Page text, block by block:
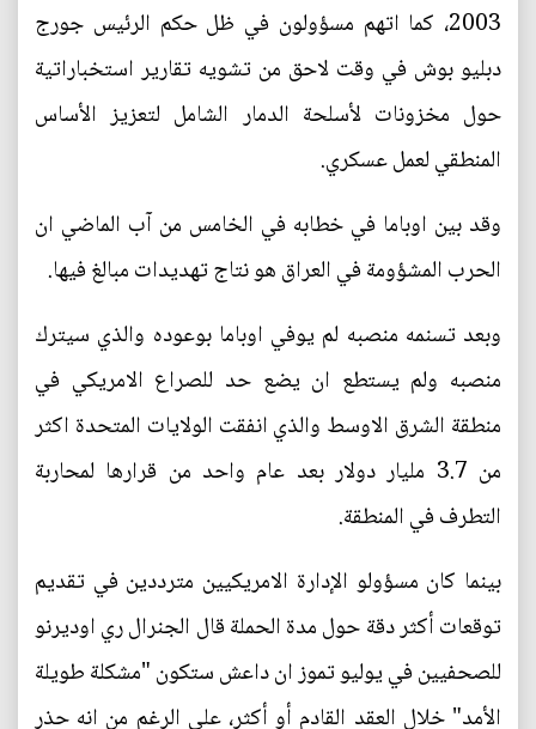
2003، كما اتهم مسؤولون في ظل حكم الرئيس جورج
دبليو بوش في وقت لاحق من تشويه تقارير استخباراتية
حول مخزونات لأسلحة الدمار الشامل لتعزيز الأساس
المنطقي لعمل عسكري.
وقد بين اوباما في خطابه في الخامس من آب الماضي ان
الحرب المشؤومة في العراق هو نتاج تهديدات مبالغ فيها.
وبعد تسنمه منصبه لم يوفي اوباما بوعوده والذي سيترك
منصبه ولم يستطع ان يضع حد للصراع الامريكي في
منطقة الشرق الاوسط والذي انفقت الولايات المتحدة اكثر
من 3.7 مليار دولار بعد عام واحد من قرارها لمحاربة
التطرف في المنطقة.
بينما كان مسؤولو الإدارة الامريكيين مترددين في تقديم
توقعات أكثر دقة حول مدة الحملة قال الجنرال ري اوديرنو
للصحفيين في يوليو تموز ان داعش ستكون "مشكلة طويلة
الأمد" خلال العقد القادم أو أكثر، على الرغم من انه حذر